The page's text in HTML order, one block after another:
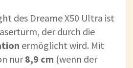
des Dreame X50 Ultra ist
der durch die
ermöglicht wird. Mit
nur8,9 cm (wenn der